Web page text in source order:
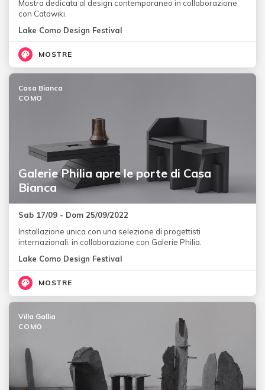
Mostra dedicata al design contemporaneo in collaborazione
con Catawiki.
Lake Como Design Festival
MOSTRE
Galerie Philia apre le porte di Casa
Bianca
Casa Bianca
COMO
Sab 17/09 - Dom 25/09/2022
Installazione unica con una selezione di progettisti
internazionali, in collaborazione con Galerie Philia.
Lake Como Design Festival
MOSTRE
Villa Gallia
COMO